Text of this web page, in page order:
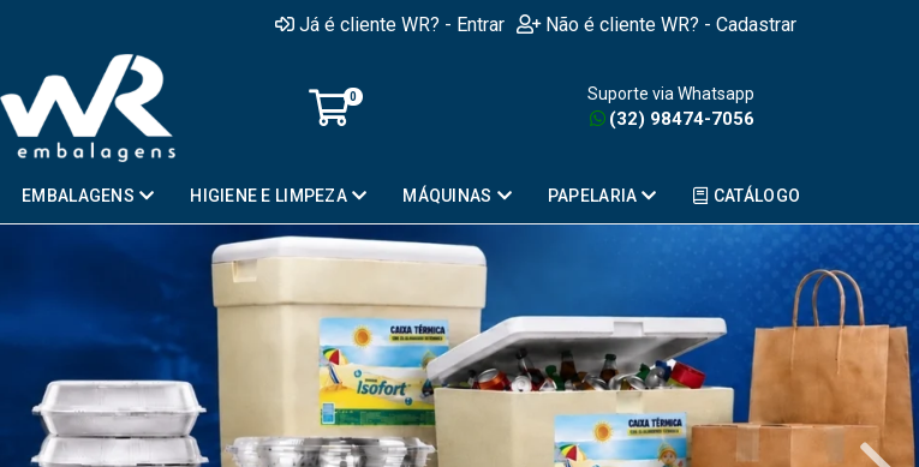
Já é cliente WR? - Entrar Não é cliente WR? - Cadastrar
0 Suporte via Whatsapp
(32) 98474-7056
EMBALAGENS HIGIENE E LIMPEZA MÁQUINAS PAPELARIA CATÁLOGO